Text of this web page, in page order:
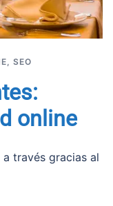
SEO
online
través gracias al